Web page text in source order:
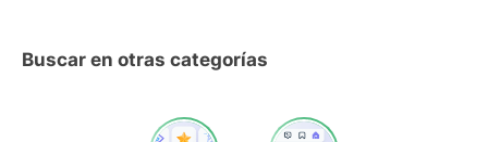
Buscar en otras categorías